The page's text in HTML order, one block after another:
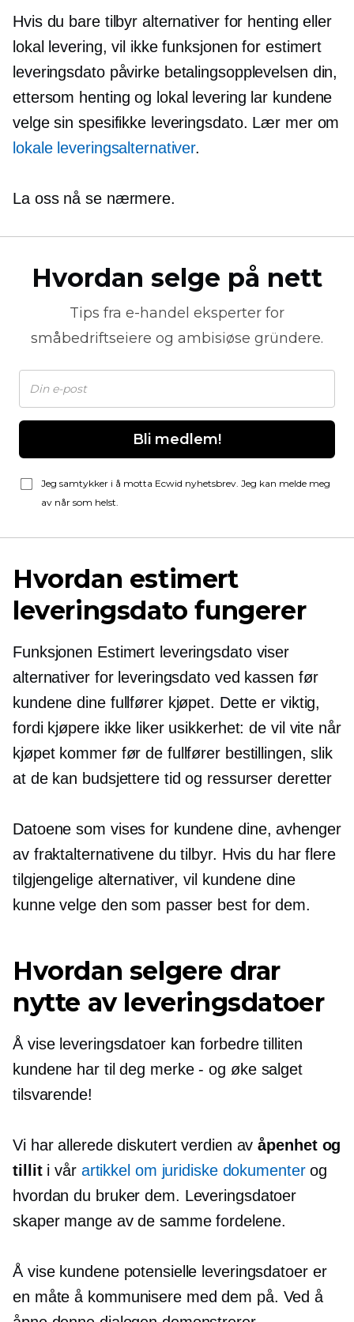
Hvis du bare tilbyr alternativer for henting eller
lokal levering, vil ikke funksjonen for estimert
leveringsdato påvirke betalingsopplevelsen din,
ettersom henting og lokal levering lar kundene
velge sin spesifikke leveringsdato. Lær mer om
lokale leveringsalternativer.
La oss nå se nærmere.
Hvordan selge på nett
Tips fra e-handel eksperter for
småbedriftseiere og ambisiøse gründere.
Bli medlem!
Jeg samtykker i å motta Ecwid nyhetsbrev. Jeg kan melde meg
av når som helst.
Hvordan estimert
leveringsdato fungerer
Funksjonen Estimert leveringsdato viser
alternativer for leveringsdato ved kassen før
kundene dine fullfører kjøpet. Dette er viktig,
fordi kjøpere ikke liker usikkerhet: de vil vite når
kjøpet kommer før de fullfører bestillingen, slik
at de kan budsjettere tid og ressurser deretter
Datoene som vises for kundene dine, avhenger
av fraktalternativene du tilbyr. Hvis du har flere
tilgjengelige alternativer, vil kundene dine
kunne velge den som passer best for dem.
Hvordan selgere drar
nytte av leveringsdatoer
Å vise leveringsdatoer kan forbedre tilliten
kundene har til deg merke - og øke salget
tilsvarende!
Vi har allerede diskutert verdien avåpenhet og
tilliti vår artikkel om juridiske dokumenterog
hvordan du bruker dem. Leveringsdatoer
skaper mange av de samme fordelene.
Å vise kundene potensielle leveringsdatoer er
en måte å kommunisere med dem på. Ved å